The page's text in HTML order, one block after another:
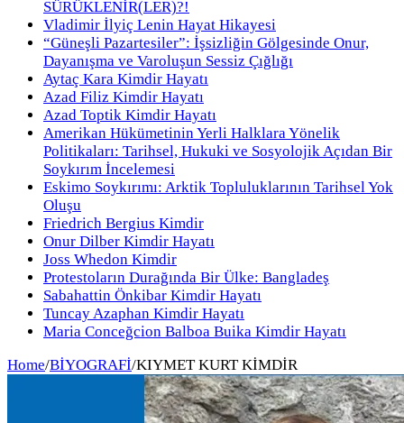
SÜRÜKLENİR(LER)?!
Vladimir İlyiç Lenin Hayat Hikayesi
“Güneşli Pazartesiler”: İşsizliğin Gölgesinde Onur,
Dayanışma ve Varoluşun Sessiz Çığlığı
Aytaç Kara Kimdir Hayatı
Azad Filiz Kimdir Hayatı
Azad Toptik Kimdir Hayatı
Amerikan Hükümetinin Yerli Halklara Yönelik
Politikaları: Tarihsel, Hukuki ve Sosyolojik Açıdan Bir
Soykırım İncelemesi
Eskimo Soykırımı: Arktik Topluluklarının Tarihsel Yok
Oluşu
Friedrich Bergius Kimdir
Onur Dilber Kimdir Hayatı
Joss Whedon Kimdir
Protestoların Durağında Bir Ülke: Bangladeş
Sabahattin Önkibar Kimdir Hayatı
Tuncay Azaphan Kimdir Hayatı
Maria Conceğcion Balboa Buika Kimdir Hayatı
Home/BİYOGRAFİ/KIYMET KURT KİMDİR